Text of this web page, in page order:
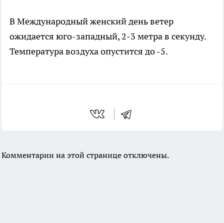
В Международный женский день ветер
ожидается юго-западный, 2-3 метра в секунду.
Температура воздуха опустится до -5.
Комментарии на этой странице отключены.